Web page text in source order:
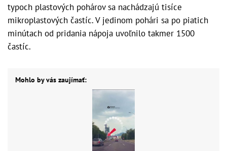
typoch plastových pohárov sa nachádzajú tisíce
mikroplastových častíc. V jedinom pohári sa po piatich
minútach od pridania nápoja uvoľnilo takmer 1500
častíc.
Mohlo by vás zaujímať: